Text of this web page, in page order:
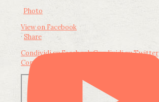
Photo
View on Facebook
· Share
Condividi su FacebookCondividi su Twitter
Condividi su LinkedIn